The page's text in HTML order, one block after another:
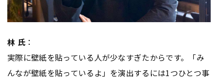
林 氏：
実際に壁紙を貼っている人が少なすぎたからです。「み
んなが壁紙を貼っているよ」を演出するには1つひとつ事